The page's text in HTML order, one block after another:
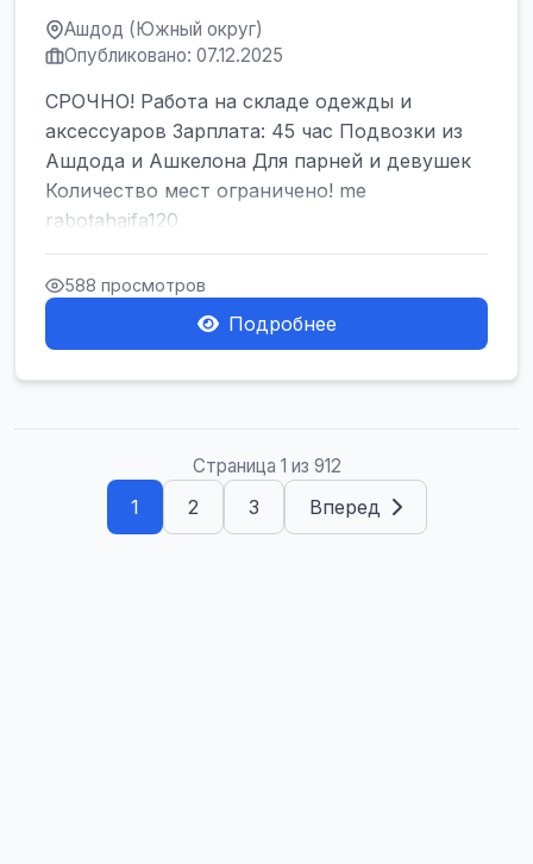
Ашдод (Южный округ)
Опубликовано: 07.12.2025
СРОЧНО! Работа на складе одежды и
аксессуаров Зарплата: 45 час Подвозки из
Ашдода и Ашкелона Для парней и девушек
Количество мест ограничено! me
rabotahaifa120
588 просмотров
Подробнее
Страница 1 из 912
1 2 3 Вперед